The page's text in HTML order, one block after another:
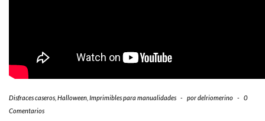
Disfraces caseros Halloween Imprimibles para manualidades - pordelriomerino -
0
Comentarios